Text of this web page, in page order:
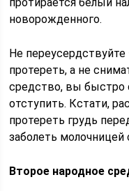
новорожденного.
Не
протереть, а не
средство, вы быстро
отступить. Кстати,
протереть грудь
заболеть молочницей
Второе народное